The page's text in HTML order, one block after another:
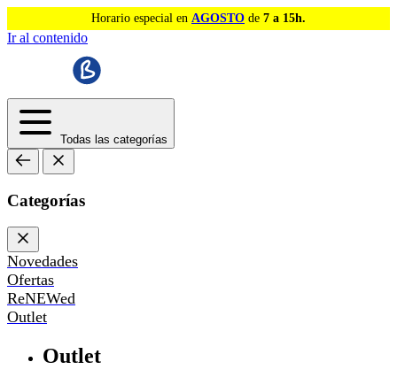
Horario especial en AGOSTO de 7 a 15h.
Ir al contenido
Todas las categorías
Categorías
Novedades
Ofertas
ReNEWed
Outlet
Outlet